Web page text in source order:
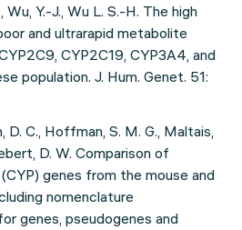
Wu, Y.-J., Wu L. S.-H. The high
and ultrarapid metabolite
CYP2C19, CYP3A4, and
population. J. Hum. Genet. 51:
D. C., Hoffman, S. M. G., Maltais,
D. W. Comparison of
genes from the mouse and
nomenclature
genes, pseudogenes and